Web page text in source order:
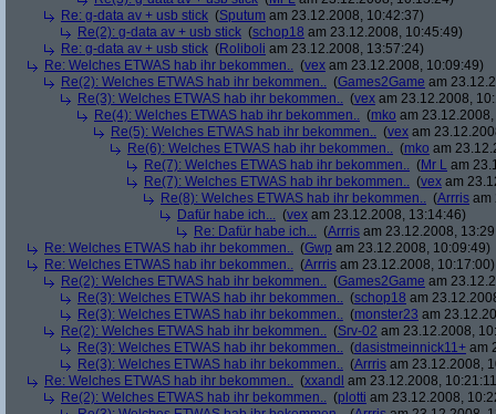
Re: g-data av + usb stick (Sputum am 23.12.2008, 10:42:37)
Re(2): g-data av + usb stick (schop18 am 23.12.2008, 10:45:49)
Re: g-data av + usb stick (Roliboli am 23.12.2008, 13:57:24)
Re: Welches ETWAS hab ihr bekommen.. (vex am 23.12.2008, 10:09:49)
Re(2): Welches ETWAS hab ihr bekommen.. (Games2Game am
Re(3): Welches ETWAS hab ihr bekommen.. (vex am 23.12.2008,
Re(4): Welches ETWAS hab ihr bekommen.. (mko am
Re(5): Welches ETWAS hab ihr bekommen.. (vex am
Re(6): Welches ETWAS hab ihr bekommen.. (mko am
Re(7): Welches ETWAS hab ihr bekommen.. (Mr L am
Re(7): Welches ETWAS hab ihr bekommen.. (vex am
Re(8): Welches ETWAS hab ihr bekommen.. (Arrris am
Dafür habe ich... (vex am 23.12.2008, 13:14:46)
Re: Dafür habe ich... (Arrris am 23.12.2008,
Re: Welches ETWAS hab ihr bekommen.. (Gwp am 23.12.2008, 10:09:49)
Re: Welches ETWAS hab ihr bekommen.. (Arrris am 23.12.2008, 10:17:00)
Re(2): Welches ETWAS hab ihr bekommen.. (Games2Game am
Re(3): Welches ETWAS hab ihr bekommen.. (schop18 am
Re(3): Welches ETWAS hab ihr bekommen.. (monster23 am
Re(2): Welches ETWAS hab ihr bekommen.. (Srv-02 am 23.12.2008,
Re(3): Welches ETWAS hab ihr bekommen.. (dasistmeinnick11+ am
Re(3): Welches ETWAS hab ihr bekommen.. (Arrris am 23.12.2008,
Re: Welches ETWAS hab ihr bekommen.. (xxandl am 23.12.2008,
Re(2): Welches ETWAS hab ihr bekommen.. (plotti am 23.12.2008,